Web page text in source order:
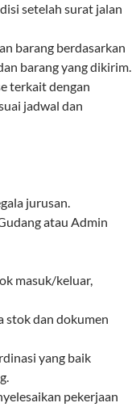
setelah surat jalan
barang berdasarkan
barang yang dikirim.
terkait dengan
jadwal dan
jurusan.
atau Admin
masuk/keluar,
stok dan dokumen
yang baik
pekerjaan